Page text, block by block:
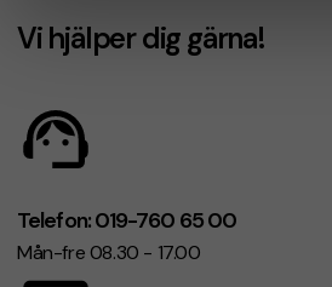
Vi hjälper dig gärna!
Telefon: 019-760 65 00
Mån-fre 08.30 - 17.00